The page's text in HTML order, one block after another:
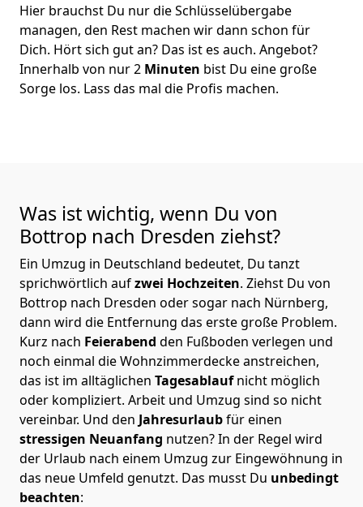
Hier brauchst Du nur die Schlüsselübergabe
managen, den Rest machen wir dann schon für
Dich. Hört sich gut an? Das ist es auch. Angebot?
Innerhalb von nur 2 Minuten bist Du eine große
Sorge los. Lass das mal die Profis machen.
Was ist wichtig, wenn Du von
Bottrop nach Dresden ziehst?
Ein Umzug in Deutschland bedeutet, Du tanzt
sprichwörtlich aufzwei Hochzeiten. Ziehst Du von
Bottrop nach Dresden oder sogar nach Nürnberg,
dann wird die Entfernung das erste große Problem.
Kurz nach Feierabend den Fußboden verlegen und
noch einmal die Wohnzimmerdecke anstreichen,
das ist im alltäglichen Tagesablaufnicht möglich
oder kompliziert. Arbeit und Umzug sind so nicht
vereinbar. Und den Jahresurlaubfür einen
stressigen Neuanfang nutzen? In der Regel wird
der Urlaub nach einem Umzug zur Eingewöhnung in
das neue Umfeld genutzt. Das musst Du unbedingt
beachten: